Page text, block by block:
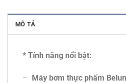
MÔ TẢ
* Tính năng nổi bật:
– Máy bơm thực phẩm